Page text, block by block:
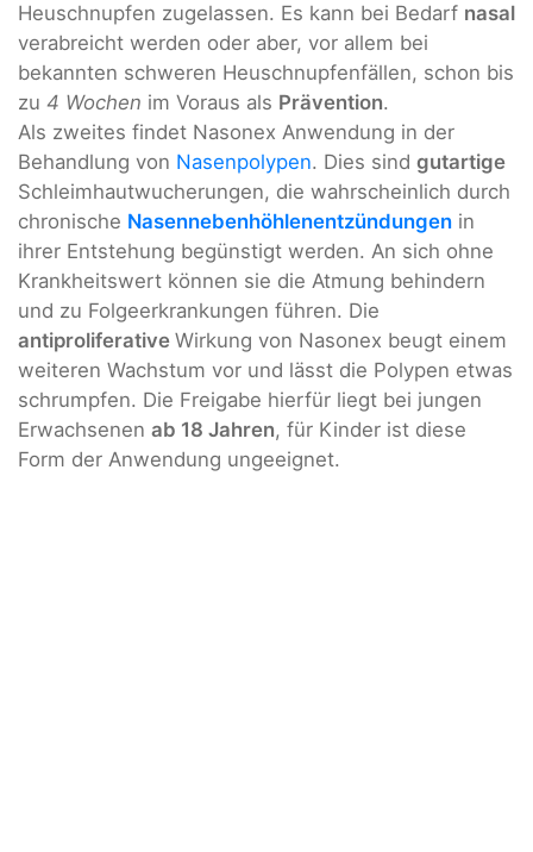
Heuschnupfen zugelassen. Es kann bei Bedarf nasal
verabreicht werden oder aber, vor allem bei
bekannten schweren Heuschnupfenfällen, schon bis
zu 4 Wochen im Voraus als Prävention.
Als zweites findet Nasonex Anwendung in der
Behandlung von Nasenpolypen. Dies sind gutartige
Schleimhautwucherungen, die wahrscheinlich durch
chronische Nasennebenhöhlenentzündungen in
ihrer Entstehung begünstigt werden. An sich ohne
Krankheitswert können sie die Atmung behindern
und zu Folgeerkrankungen führen. Die
antiproliferative Wirkung von Nasonex beugt einem
weiteren Wachstum vor und lässt die Polypen etwas
schrumpfen. Die Freigabe hierfür liegt bei jungen
Erwachsenen ab 18 Jahren, für Kinder ist diese
Form der Anwendung ungeeignet.